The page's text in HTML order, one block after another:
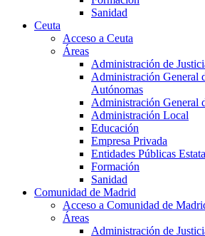
Sanidad
Ceuta
Acceso a Ceuta
Áreas
Administración de
Administración General
Autónomas
Administración General
Administración Local
Educación
Empresa Privada
Entidades Públicas
Formación
Sanidad
Comunidad de Madrid
Acceso a Comunidad de
Áreas
Administración de